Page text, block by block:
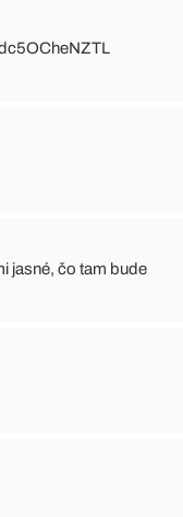
jasné, čo tam bude